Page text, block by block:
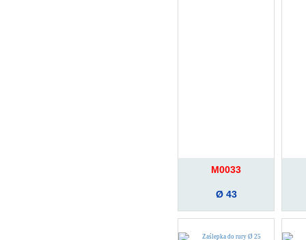
M0033
Ø 43